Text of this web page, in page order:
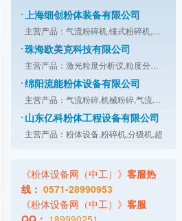
珠海欧美克科技有限公司
主营产品：激光粒度分析仪,粒度分析仪,
绵阳流能粉体设备有限公司
山东亿科粉体工程设备有限公司
主营产品：粉体设备,粉碎机,分级机,超
康柏斯粉粒体输送系统（北京）有限公司
主营产品：喂料与配料系统,干燥与冷却,
主营产品：HLM系列立式磨,HLMX系列超细
广东智子智能技术有限公司
主营产品：拆包,投料,输送,储存,计量,
《粉体设备网（中工）》 客服热
线： 0571-28990953
《粉体设备网（中工）》 客服